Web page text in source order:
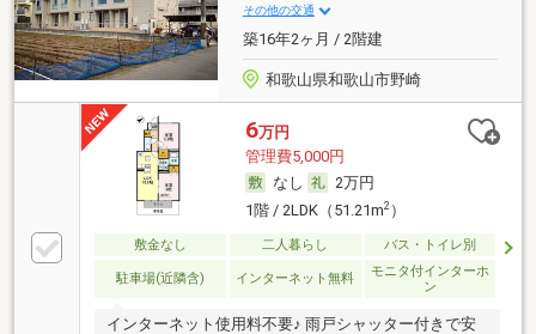
その他の交通
築16年2ヶ月 / 2階建
和歌山県和歌山市野崎
6万円
管理費5,000円
なし
2万円
1階 / 2LDK（51.21m2）
敷金なし 二人暮らし バス・トイレ別
駐車場(近隣含) インターネット無料
モニタ付インターホ
ン
インターネット使用料不要♪ 雨戸シャッター付きで安